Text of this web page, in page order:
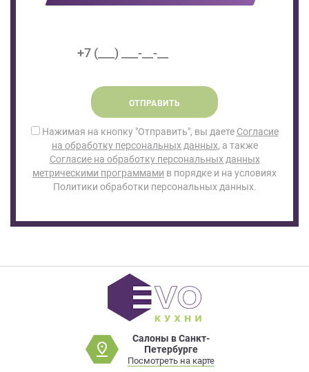
ОТПРАВИТЬ
Нажимая на кнопку "Отправить", вы даете Согласие
на обработку персональных данных, а также
Согласие на обработку персональных данных
метрическими программами в порядке и на условиях
Политики обработки персональных данных.
Салоны в Санкт-
Петербурге
Посмотреть на карте